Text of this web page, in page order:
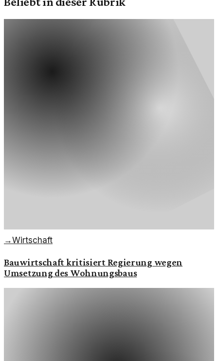
→Wirtschaft
Bauwirtschaft kritisiert Regierung wegen
Umsetzung des Wohnungsbaus